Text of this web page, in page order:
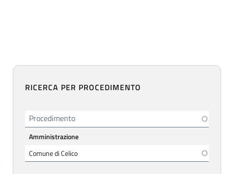
RICERCA PER PROCEDIMENTO
Procedimento
Amministrazione